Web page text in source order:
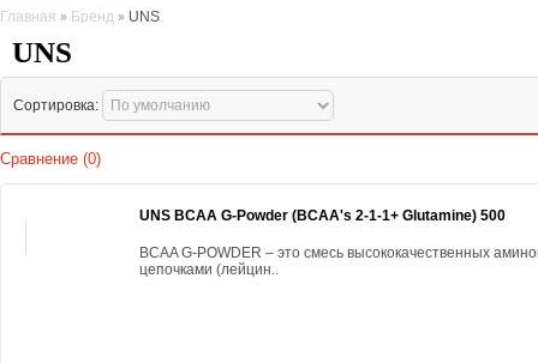
Главная Бренд UNS
UNS
Сортировка:
Сравнение (0)
UNS BCAA G-Powder (BCAA's 2-1-1+ Glutamine) 500
BCAA G-POWDER – это смесь высококачественных
цепочками (лейцин..